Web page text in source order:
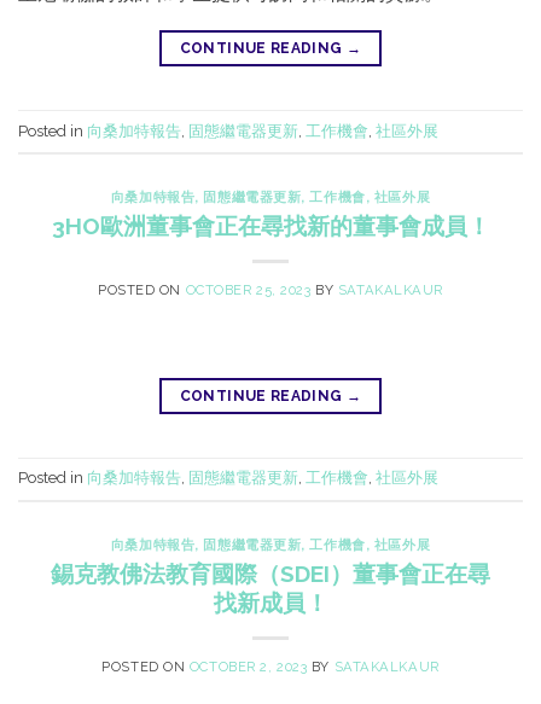
CONTINUE READING →
Posted in 向桑加特報告 固態繼電器更新 工作機會 社區外展
向桑加特報告, 固態繼電器更新,工作機會, 社區外展
3HO歐洲董事會正在尋找新的董事會成員！
POSTED ON OCTOBER 25, 2023 BY SATAKALKAUR
CONTINUE READING →
Posted in 向桑加特報告, 固態繼電器更新, 工作機會, 社區外展
向桑加特報告, 固態繼電器更新,工作機會, 社區外展
錫克教佛法教育國際（SDEI）董事會正在尋
找新成員！
POSTED ON OCTOBER 2, 2023 BY SATAKALKAUR